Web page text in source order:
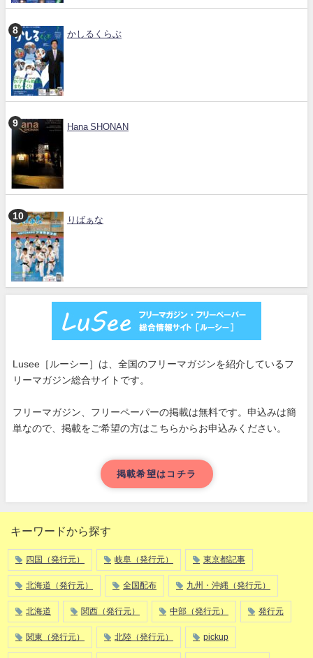
かしるくらぶ
Hana SHONAN
りばぁな
Lusee［ルーシー］は、全国のフリーマガジンを紹介しているフ
リーマガジン総合サイトです。
フリーマガジン、フリーペーパーの掲載は無料です。申込みは簡
単なので、掲載をご希望の方はこちらからお申込みください。
掲載希望はコチラ
キーワードから探す
四国（発行元） 岐阜（発行元） 東京都記事
北海道（発行元） 全国配布 九州・沖縄（発行元）
北海道 関西（発行元） 中部（発行元） 発行元
関東（発行元） 北陸（発行元） pickup